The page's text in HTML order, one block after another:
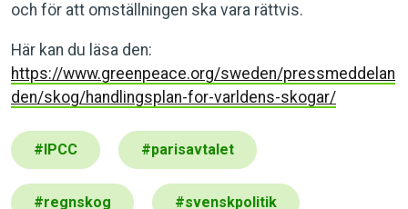
och för att omställningen ska vara rättvis.
Här kan du läsa den:
https://www.greenpeace.org/sweden/pressmeddelan
den/skog/handlingsplan-for-varldens-skogar/
#IPCC #parisavtalet
#regnskog #svenskpolitik